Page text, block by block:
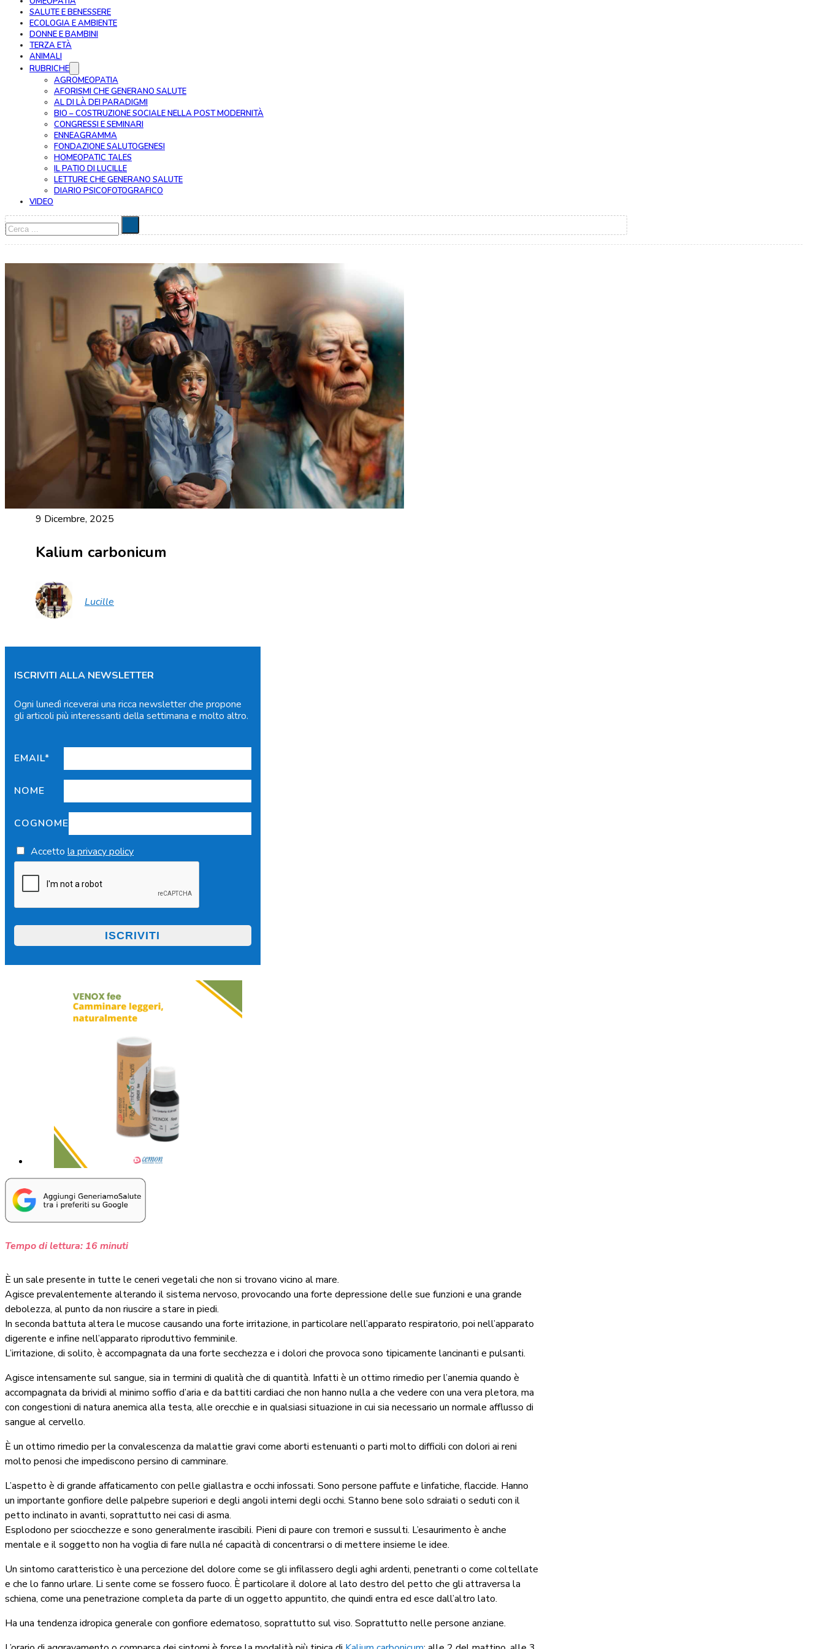
SALUTE E BENESSERE
ECOLOGIA E AMBIENTE
DONNE E BAMBINI
TERZA ETÀ
ANIMALI
RUBRICHE
AGROMEOPATIA
AFORISMI CHE GENERANO SALUTE
AL DI LÀ DEI PARADIGMI
BIO – COSTRUZIONE SOCIALE NELLA POST MODERNITÀ
CONGRESSI E SEMINARI
ENNEAGRAMMA
FONDAZIONE SALUTOGENESI
HOMEOPATIC TALES
IL PATIO DI LUCILLE
LETTURE CHE GENERANO SALUTE
DIARIO PSICOFOTOGRAFICO
VIDEO
Cerca
9 Dicembre, 2025
Kalium carbonicum
Lucille
ISCRIVITI ALLA NEWSLETTER
Ogni lunedì riceverai una ricca newsletter che propone
gli articoli più interessanti della settimana e molto altro.
EMAIL*
NOME
COGNOME
Accetto la privacy policy
Tempo di lettura: 16minuti
È un sale presente in tutte le ceneri vegetali che non si trovano vicino al mare.
Agisce prevalentemente alterando il sistema nervoso, provocando una forte depressione delle sue funzioni e una grande
debolezza, al punto da non riuscire a stare in piedi.
In seconda battuta altera le mucose causando una forte irritazione, in particolare nell’apparato respiratorio, poi nell’apparato
digerente e infine nell’apparato riproduttivo femminile.
L’irritazione, di solito, è accompagnata da una forte secchezza e i dolori che provoca sono tipicamente lancinanti e pulsanti.
Agisce intensamente sul sangue, sia in termini di qualità che di quantità. Infatti è un ottimo rimedio per l’anemia quando è
accompagnata da brividi al minimo soffio d’aria e da battiti cardiaci che non hanno nulla a che vedere con una vera pletora, ma
con congestioni di natura anemica alla testa, alle orecchie e in qualsiasi situazione in cui sia necessario un normale afflusso di
sangue al cervello.
È un ottimo rimedio per la convalescenza da malattie gravi come aborti estenuanti o parti molto difficili con dolori ai reni
molto penosi che impediscono persino di camminare.
L’aspetto è di grande affaticamento con pelle giallastra e occhi infossati. Sono persone paffute e linfatiche, flaccide. Hanno
un importante gonfiore delle palpebre superiori e degli angoli interni degli occhi. Stanno bene solo sdraiati o seduti con il
petto inclinato in avanti, soprattutto nei casi di asma.
Esplodono per sciocchezze e sono generalmente irascibili. Pieni di paure con tremori e sussulti. L’esaurimento è anche
mentale e il soggetto non ha voglia di fare nulla né capacità di concentrarsi o di mettere insieme le idee.
Un sintomo caratteristico è una percezione del dolore come se gli infilassero degli aghi ardenti, penetranti o come coltellate
e che lo fanno urlare. Li sente come se fossero fuoco. È particolare il dolore al lato destro del petto che gli attraversa la
schiena, come una penetrazione completa da parte di un oggetto appuntito, che quindi entra ed esce dall’altro lato.
Ha una tendenza idropica generale con gonfiore edematoso, soprattutto sul viso. Soprattutto nelle persone anziane.